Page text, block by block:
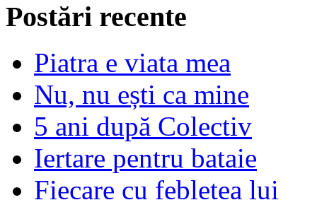
Postări recente
Piatra e viata mea
Nu, nu ești ca mine
5 ani după Colectiv
Iertare pentru bataie
Fiecare cu feblețea lui